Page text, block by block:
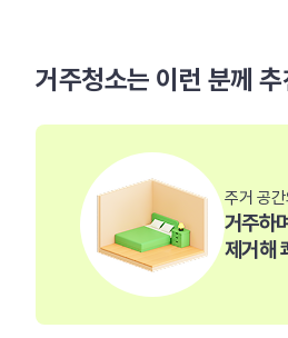
거주청소는 이런 분께
주거 공
거주하
제거해